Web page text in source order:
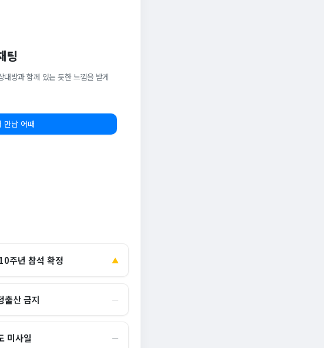
팅
방과 함께 있는 듯한 느낌을 받게
만남 어때
주년 참석 확정 ▲
출산 금지 ―
미사일 ―